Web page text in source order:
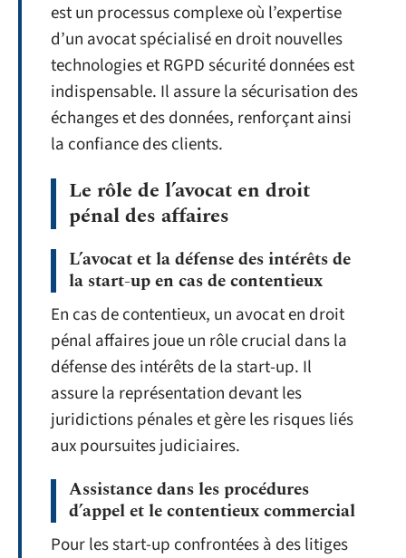
est un processus complexe où l’expertise
d’un avocat spécialisé en droit nouvelles
technologies et RGPD sécurité données est
indispensable. Il assure la sécurisation des
échanges et des données, renforçant ainsi
la confiance des clients.
Le rôle de l’avocat en droit
pénal des affaires
L’avocat et la défense des intérêts de
la start-up en cas de contentieux
En cas de contentieux, un avocat en droit
pénal affaires joue un rôle crucial dans la
défense des intérêts de la start-up. Il
assure la représentation devant les
juridictions pénales et gère les risques liés
aux poursuites judiciaires.
Assistance dans les procédures
d’appel et le contentieux commercial
Pour les start-up confrontées à des litiges